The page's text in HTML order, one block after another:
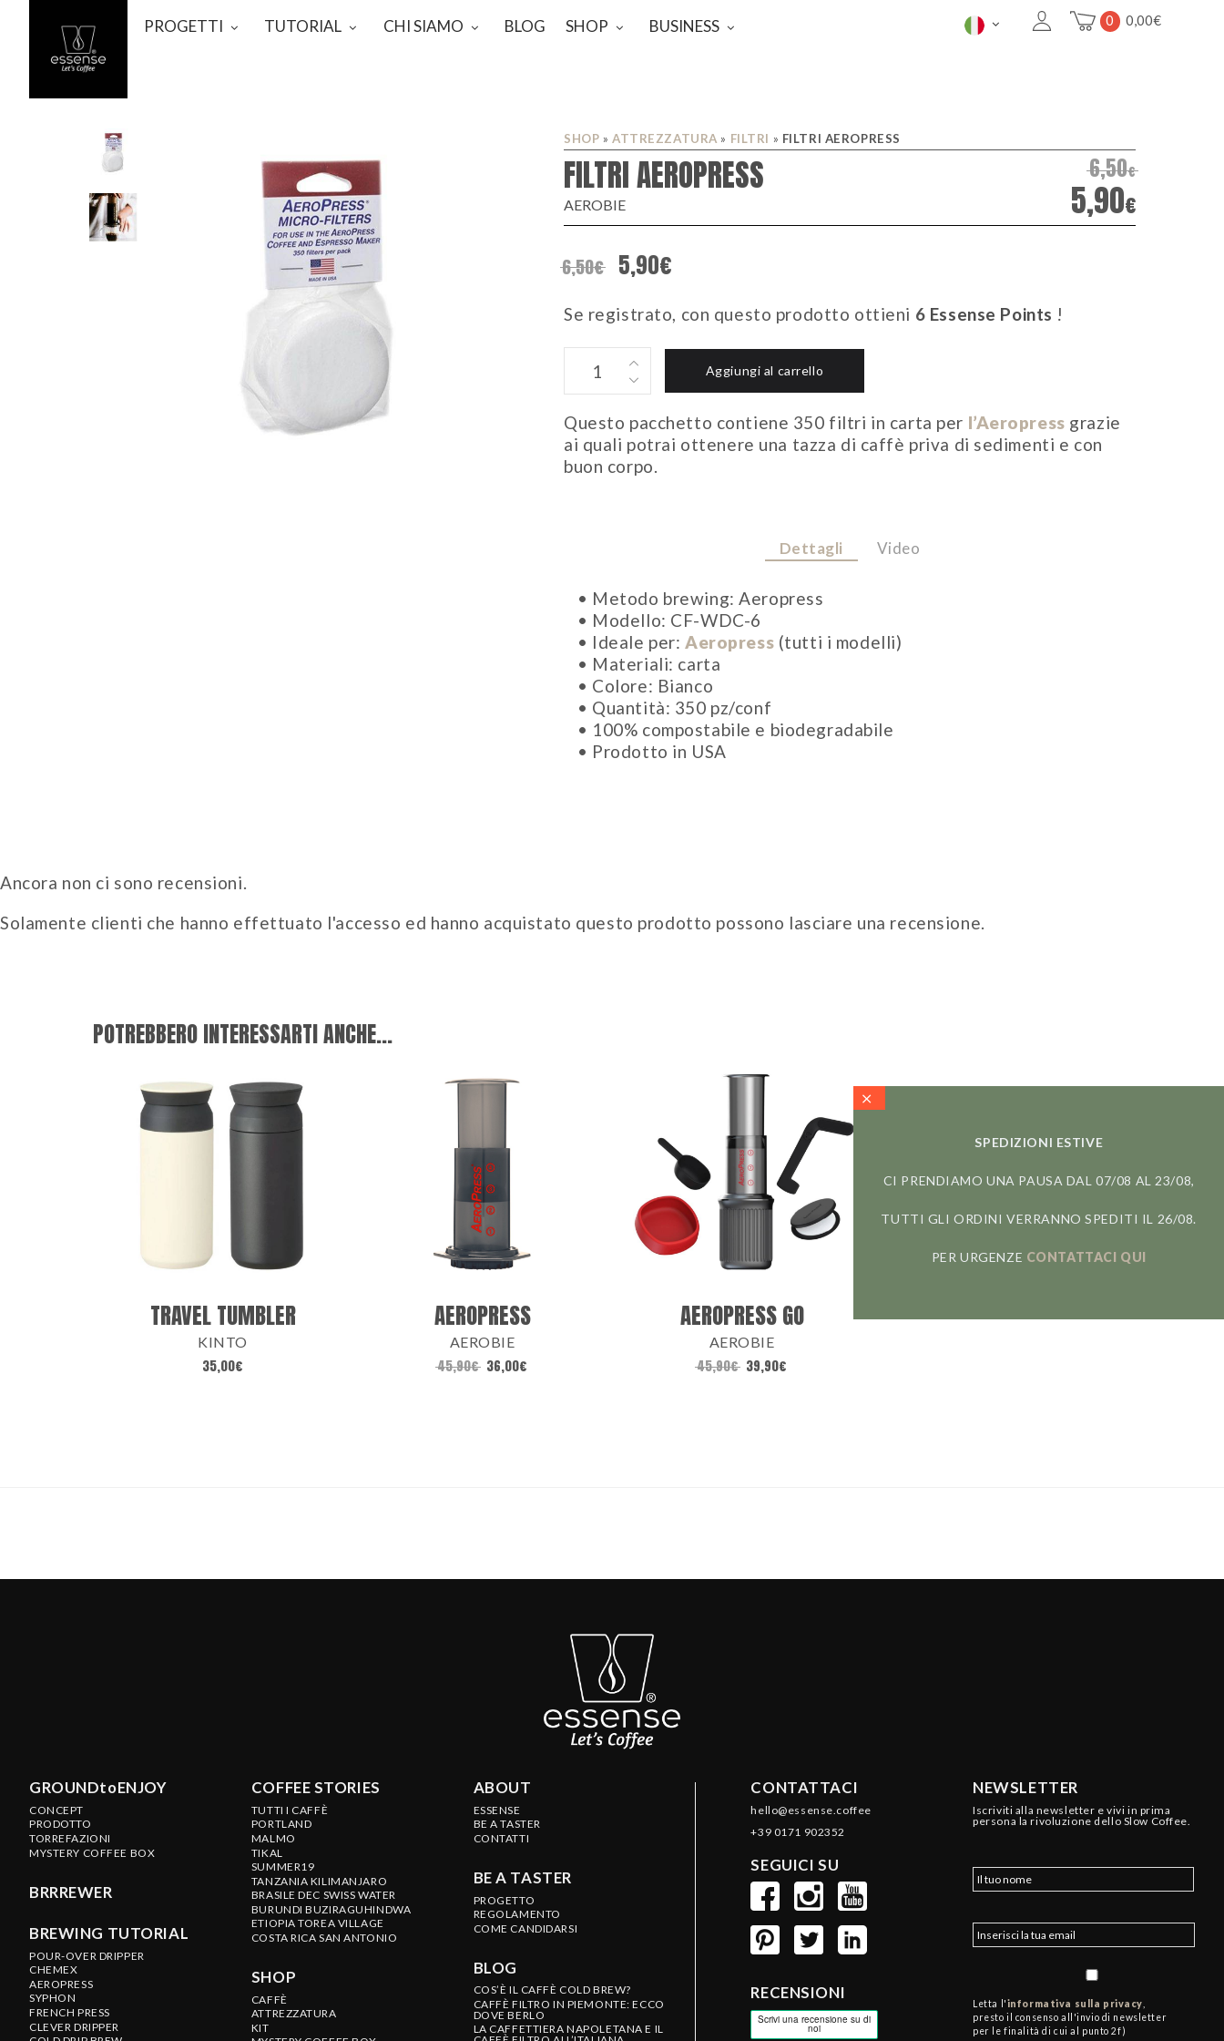
PROGETTI TUTORIAL CHI SIAMO BLOG SHOP BUSINESS 0 0,00€
SHOP » ATTREZZATURA » FILTRI » FILTRI AEROPRESS
FILTRI AEROPRESS
AEROBIE
6,50€
5,90€
6,50€ 5,90€
Se registrato, con questo prodotto ottieni 6 Essense Points !
AEROPRESS
quantity
Aggiungi al carrello
Questo pacchetto contiene 350 filtri in carta per l’Aeropress grazie
ai quali potrai ottenere una tazza di caffè priva di sedimenti e con
buon corpo.
Dettagli Video
• Metodo brewing: Aeropress
• Modello: CF-WDC-6
• Ideale per: Aeropress (tutti i modelli)
• Materiali: carta
• Colore: Bianco
• Quantità: 350 pz/conf
• 100% compostabile e biodegradabile
• Prodotto in USA
Ancora non ci sono recensioni.
Solamente clienti che hanno effettuato l'accesso ed hanno acquistato questo prodotto possono lasciare una recensione.
POTREBBERO INTERESSARTI ANCHE...
TRAVEL TUMBLER
KINTO
35,00€
AEROPRESS
AEROBIE
45,90€ 36,00€
AEROPRESS GO
AEROBIE
45,90€ 39,90€
GROUNDtoENJOY
CONCEPT
PRODOTTO
TORREFAZIONI
MYSTERY COFFEE BOX
BRRREWER
BREWING TUTORIAL
POUR-OVER DRIPPER
CHEMEX
AEROPRESS
SYPHON
FRENCH PRESS
CLEVER DRIPPER
COFFEE STORIES
TUTTI I CAFFÈ
PORTLAND
MALMO
TIKAL
SUMMER19
TANZANIA KILIMANJARO
BRASILE DEC SWISS WATER
BURUNDI BUZIRAGUHINDWA
ETIOPIA TOREA VILLAGE
COSTA RICA SAN ANTONIO
SHOP
CAFFÈ
ATTREZZATURA
KIT
ABOUT
ESSENSE
BE A TASTER
CONTATTI
BE A TASTER
PROGETTO
REGOLAMENTO
COME CANDIDARSI
BLOG
COS’È IL CAFFÈ COLD BREW?
CAFFÈ FILTRO IN PIEMONTE: ECCO
DOVE BERLO
LA CAFFETTIERA NAPOLETANA E IL
CONTATTACI
hello@essense.coffee
+39 0171 902352
SEGUICI SU
RECENSIONI
NEWSLETTER
Iscriviti alla newsletter e vivi in prima
persona la rivoluzione dello Slow Coffee.
Letta l'informativa sulla privacy
presto il consenso all'invio di newsletter
per le finalità di cui al punto 2f)
SPEDIZIONI ESTIVE
CI PRENDIAMO UNA PAUSA DAL 07/08 AL 23/08,
TUTTI GLI ORDINI VERRANNO SPEDITI IL 26/08.
PER URGENZE CONTATTACI QUI